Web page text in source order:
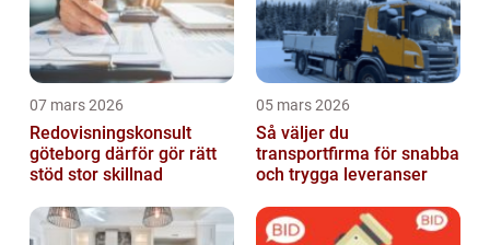
07 mars 2026
Redovisningskonsult
göteborg därför gör rätt
stöd stor skillnad
05 mars 2026
Så väljer du
transportfirma för snabba
och trygga leveranser